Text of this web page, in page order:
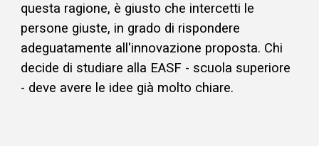
questa ragione, è giusto che intercetti le
persone giuste, in grado di rispondere
adeguatamente all'innovazione proposta. Chi
decide di studiare alla EASF - scuola superiore
- deve avere le idee già molto chiare.